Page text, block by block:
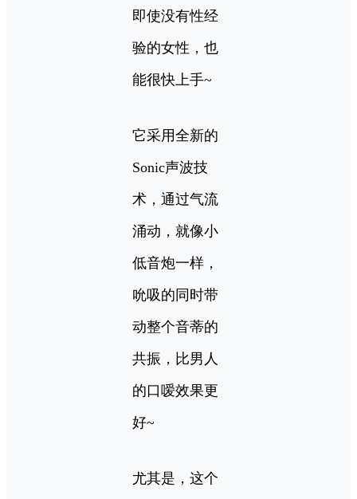
即使没有性经
验的女性，也
能很快上手~
它采用全新的
Sonic声波技
术，通过气流
涌动，就像小
低音炮一样，
吮吸的同时带
动整个音蒂的
共振，比男人
的口嗳效果更
好~
尤其是，这个